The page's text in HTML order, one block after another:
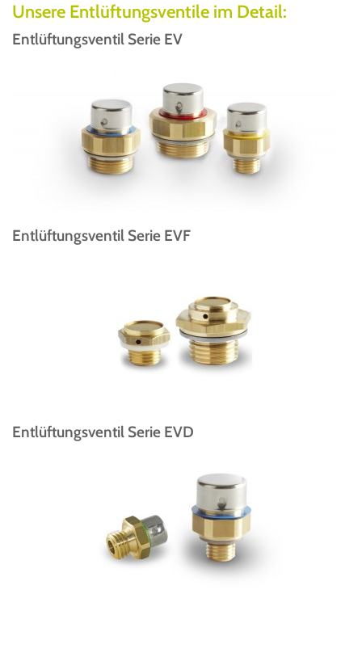
Unsere Entlüftungsventile im Detail:
Entlüftungsventil Serie EV
Entlüftungsventil Serie EVF
Entlüftungsventil Serie EVD